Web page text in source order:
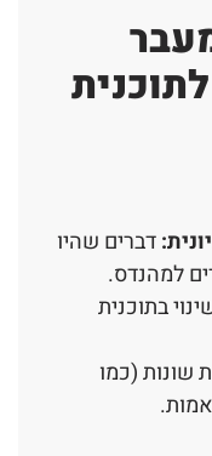
:דברים שהיו
למהנדס.
בתוכנית
שונות (כמו